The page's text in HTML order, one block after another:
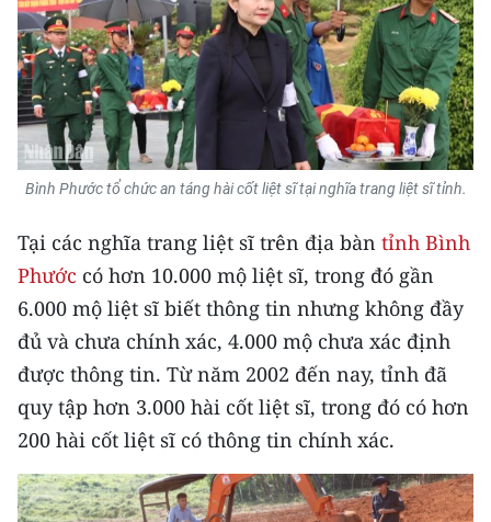
CHUYÊN ĐỀ
CÁC CHUYÊN TRANG
VỀ BÁO NHÂN DÂN
NHÂN DÂN CUỐI TUẦN
NHÂN DÂN HẰNG THÁNG
MUA BÁO
ĐỌC BÁO IN
ENGLISH
Bình Phước tổ chức an táng hài cốt liệt sĩ tại nghĩa trang liệt sĩ tỉnh.
Tại các nghĩa trang liệt sĩ trên địa bàn tỉnh Bình
Phước có hơn 10.000 mộ liệt sĩ, trong đó gần
6.000 mộ liệt sĩ biết thông tin nhưng không đầy
đủ và chưa chính xác, 4.000 mộ chưa xác định
được thông tin. Từ năm 2002 đến nay, tỉnh đã
quy tập hơn 3.000 hài cốt liệt sĩ, trong đó có hơn
200 hài cốt liệt sĩ có thông tin chính xác.